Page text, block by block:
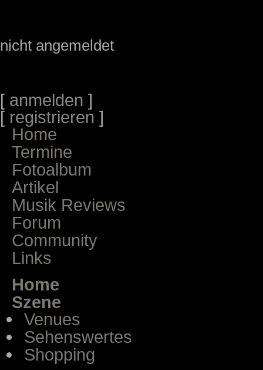
nicht angemeldet
[ anmelden ]
[ registrieren ]
Home
Termine
Fotoalbum
Artikel
Musik Reviews
Forum
Community
Links
Home
Szene
Venues
Sehenswertes
Shopping